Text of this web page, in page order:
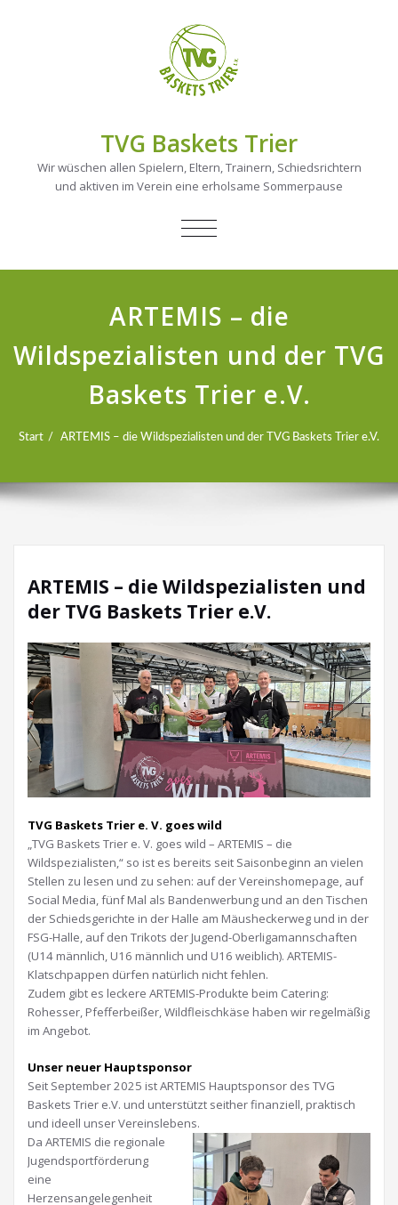
TVG Baskets Trier
Wir wüschen allen Spielern, Eltern, Trainern, Schiedsrichtern
und aktiven im Verein eine erholsame Sommerpause
NAVIGATION
ARTEMIS – die
Wildspezialisten und der TVG
Baskets Trier e.V.
Start ARTEMIS – die Wildspezialisten und der TVG Baskets Trier e.V.
ARTEMIS – die Wildspezialisten und
der TVG Baskets Trier e.V.
TVG Baskets Trier e. V. goes wild
„TVG Baskets Trier e. V. goes wild – ARTEMIS – die
Wildspezialisten,“ so ist es bereits seit Saisonbeginn an vielen
Stellen zu lesen und zu sehen: auf der Vereinshomepage, auf
Social Media, fünf Mal als Bandenwerbung und an den Tischen
der Schiedsgerichte in der Halle am Mäusheckerweg und in der
FSG-Halle, auf den Trikots der Jugend-Oberligamannschaften
(U14 männlich, U16 männlich und U16 weiblich). ARTEMIS-
Klatschpappen dürfen natürlich nicht fehlen.
Zudem gibt es leckere ARTEMIS-Produkte beim Catering:
Rohesser, Pfefferbeißer, Wildfleischkäse haben wir regelmäßig
im Angebot.
Unser neuer Hauptsponsor
Seit September 2025 ist ARTEMIS Hauptsponsor des TVG
Baskets Trier e.V. und unterstützt seither finanziell, praktisch
und ideell unser Vereinslebens.
Da ARTEMIS die regionale
Jugendsportförderung
eine
Herzensangelegenheit